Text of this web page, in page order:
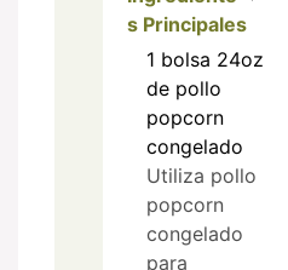
s Principales
1 bolsa 24oz
de pollo
popcorn
congelado
Utiliza pollo
popcorn
congelado
para